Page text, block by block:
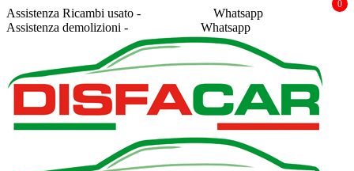
Assistenza Ricambi usato -
Whatsapp
Assistenza demolizioni -
Whatsapp
0